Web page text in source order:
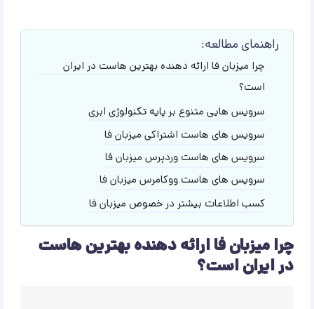
راهنمای مطالعه:
چرا میزبان فا ارائه دهنده بهترین هاست در ایران
است؟
سرویس هایی متنوع بر پایه تکنولوژی ابری
سرویس های هاست اشتراکی میزبان فا
سرویس های هاست وردپرس میزبان فا
سرویس های هاست ووکامرس میزبان فا
کسب اطلاعات بیشتر در خصوص میزبان فا
چرا میزبان فا ارائه دهنده بهترین هاست
در ایران است؟